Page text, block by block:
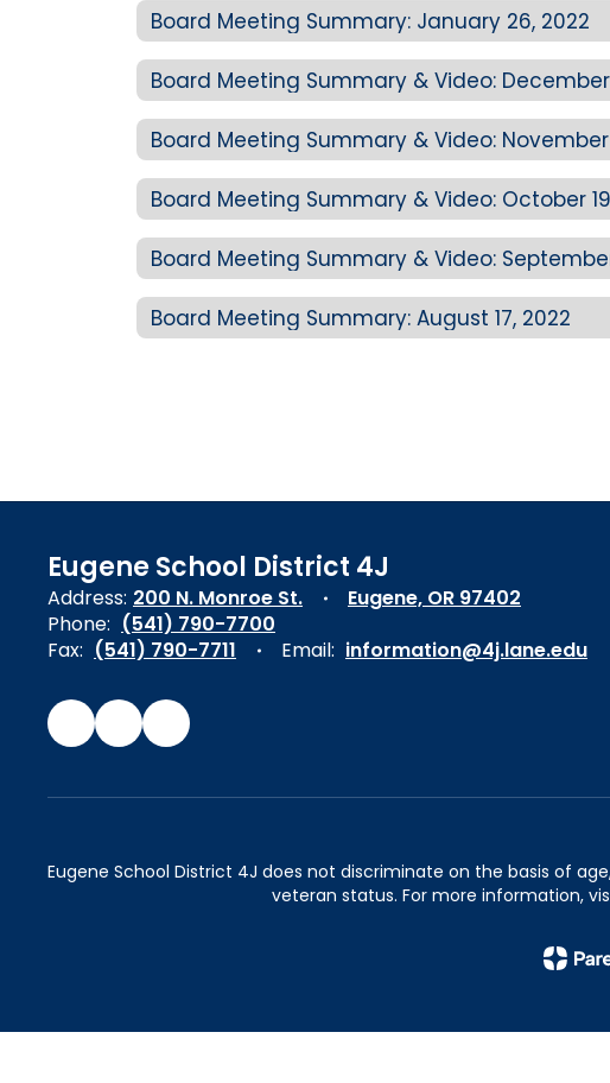
Board Meeting Summary: January 26, 2022
Board Meeting Summary & Video: December
Board Meeting Summary & Video: November
Board Meeting Summary & Video: October
Board Meeting Summary & Video:
Board Meeting Summary: August 17, 2022
Eugene School District 4J
Address: 200 N. Monroe St.
Eugene, OR 97402
Phone: (541) 790-7700
Fax: (541) 790-7711 Email: information@4j.lane.edu
Eugene School District 4J does not discriminate on the basis of
veteran status. For more information,